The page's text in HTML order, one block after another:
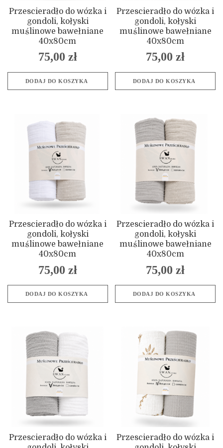
Przescieradło do wózka i
gondoli, kołyski
muślinowe bawełniane
40x80cm
75,00 zł
DODAJ DO KOSZYKA
Przescieradło do wózka i
gondoli, kołyski
muślinowe bawełniane
40x80cm
75,00 zł
DODAJ DO KOSZYKA
Przescieradło do wózka i
gondoli, kołyski
muślinowe bawełniane
40x80cm
75,00 zł
DODAJ DO KOSZYKA
Przescieradło do wózka i
gondoli, kołyski
muślinowe bawełniane
40x80cm
75,00 zł
DODAJ DO KOSZYKA
Przescieradło do wózka i
Przescieradło do wózka i